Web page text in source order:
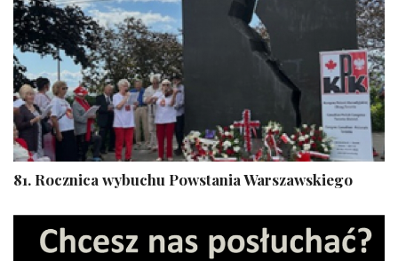
81. Rocznica wybuchu Powstania Warszawskiego